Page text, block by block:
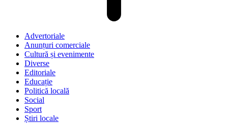
Advertoriale
Anunțuri comerciale
Cultură și evenimente
Diverse
Editoriale
Educație
Politică locală
Social
Sport
Știri locale